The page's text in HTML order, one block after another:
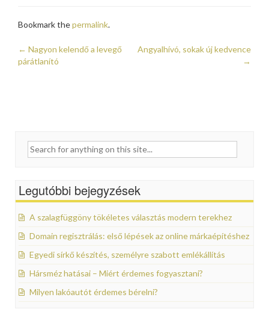
Bookmark thepermalink.
Post navigation
← Nagyon kelendő a levegő
párátlanító
Angyalhívó, sokak új kedvence
→
Search for:
Legutóbbi bejegyzések
A szalagfüggöny tökéletes választás modern terekhez
Domain regisztrálás: első lépések az online márkaépítéshez
Egyedi sírkő készítés, személyre szabott emlékállítás
Hársméz hatásai – Miért érdemes fogyasztani?
Milyen lakóautót érdemes bérelni?